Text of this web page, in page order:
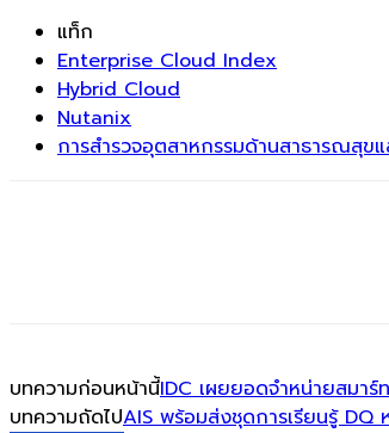
แท็ก
Enterprise Cloud Index
Hybrid Cloud
Nutanix
การสำรวจอุตสาหกรรมด้านสาธารณสุข
บทความก่อนหน้านี้IDC เผยยอดจำหน่ายสมา
บทความถัดไปAIS พร้อมส่งชุดการเรียนรู้ DQ